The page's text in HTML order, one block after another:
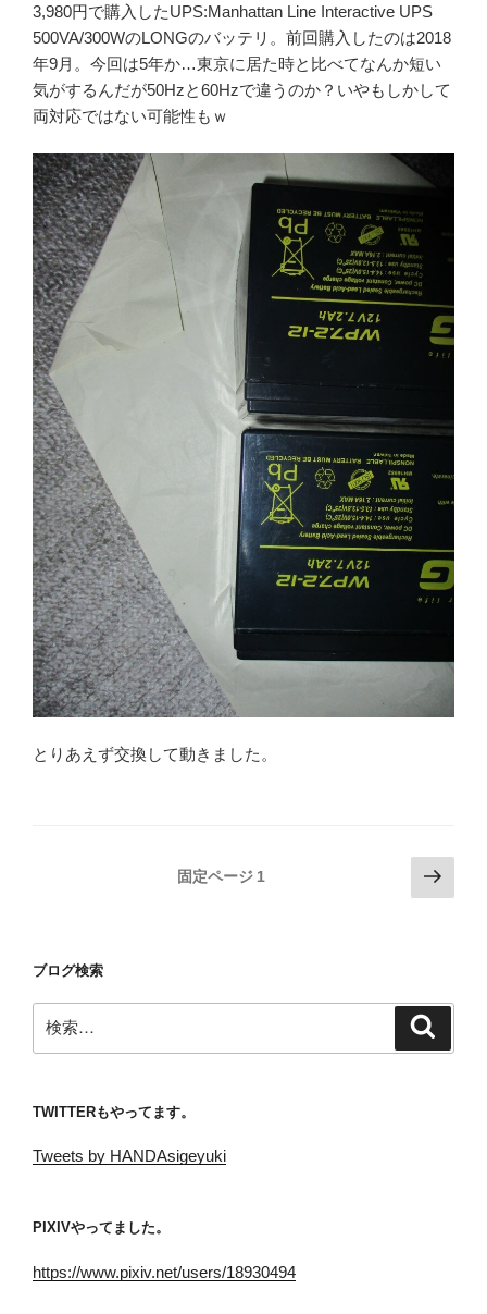
3,980円で購入したUPS:Manhattan Line Interactive UPS
500VA/300WのLONGのバッテリ。前回購入したのは2018
年9月。今回は5年か…東京に居た時と比べてなんか短い
気がするんだが50Hzと60Hzで違うのか？いやもしかして
両対応ではない可能性もｗ
とりあえず交換して動きました。
ペ
ジ
送
固定ページ 1
次
の
ブログ検索
索:
TWITTERもやってます。
Tweets by HANDAsigeyuki
PIXIVやってました。
https://www.pixiv.net/users/18930494